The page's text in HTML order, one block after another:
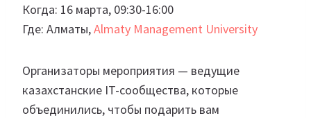
Когда: 16 марта, 09:30-16:00
Где: Алматы,Almaty Management University
Организаторы мероприятия — ведущие
казахстанские IT-сообщества, которые
объединились, чтобы подарить вам